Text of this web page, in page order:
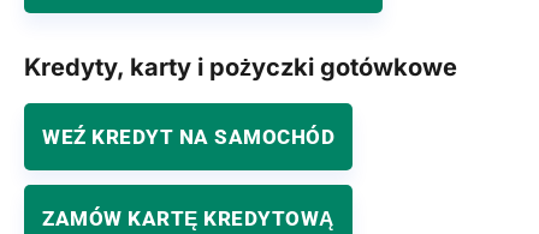
Kredyty, karty i pożyczki gotówkowe
WEŹ KREDYT NA SAMOCHÓD
ZAMÓW KARTĘ KREDYTOWĄ